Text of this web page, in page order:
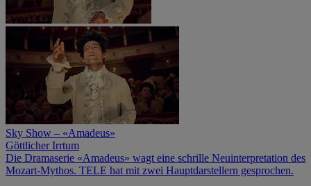
Sky Show – «Amadeus»
Göttlicher Irrtum
Die Dramaserie «Amadeus» wagt eine schrille Neuinterpretation des
Mozart-Mythos. TELE hat mit zwei Haupt­darstellern gesprochen.